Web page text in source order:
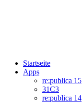
Startseite
Apps
re:publica 15
31C3
re:publica 14